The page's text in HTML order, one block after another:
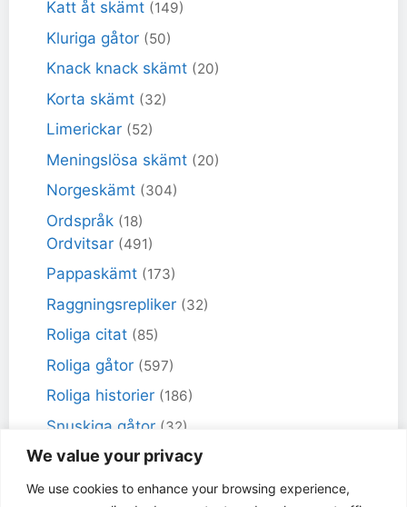
We value your privacy
We use cookies to enhance your browsing experience,
Katt åt skämt (149)
Kluriga gåtor (50)
Knack knack skämt (20)
Korta skämt (32)
Limerickar (52)
Meningslösa skämt (20)
Norgeskämt (304)
Ordspråk (18)
Ordvitsar (491)
Pappaskämt (173)
Raggningsrepliker (32)
Roliga citat (85)
Roliga gåtor (597)
Roliga historier (186)
Snuskiga gåtor (32)
Snuskiga skämt(98)
Sportskämt (18)